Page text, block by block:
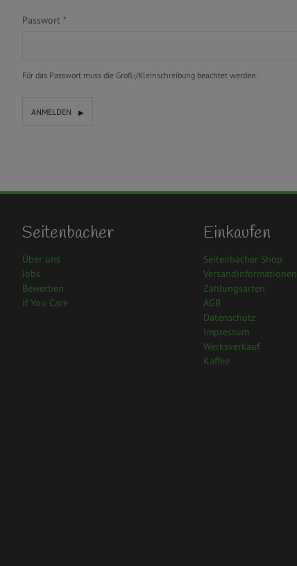
Passwort *
Für das Passwort muss die Groß-/Kleinschreibung beachtet werden.
ANMELDEN
Seitenbacher
Über uns
Jobs
Bewerben
If You Care
Einkaufen
Seitenbacher Shop
Versandinformationen
Zahlungsarten
AGB
Datenschutz
Impressum
Werksverkauf
Kaffee